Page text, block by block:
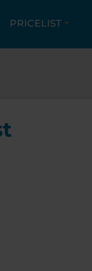
PRICELIST